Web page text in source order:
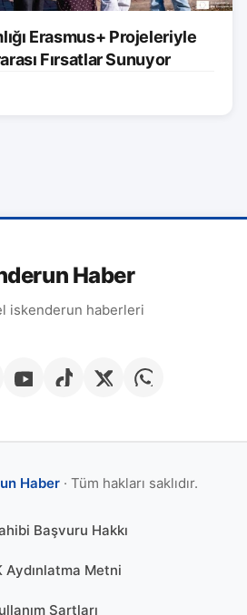
Erasmus+ Projeleriyle
Fırsatlar Sunuyor
Haber
iskenderun haberleri
Haber· Tüm hakları saklıdır.
Başvuru Hakkı
Aydınlatma Metni
Şartları